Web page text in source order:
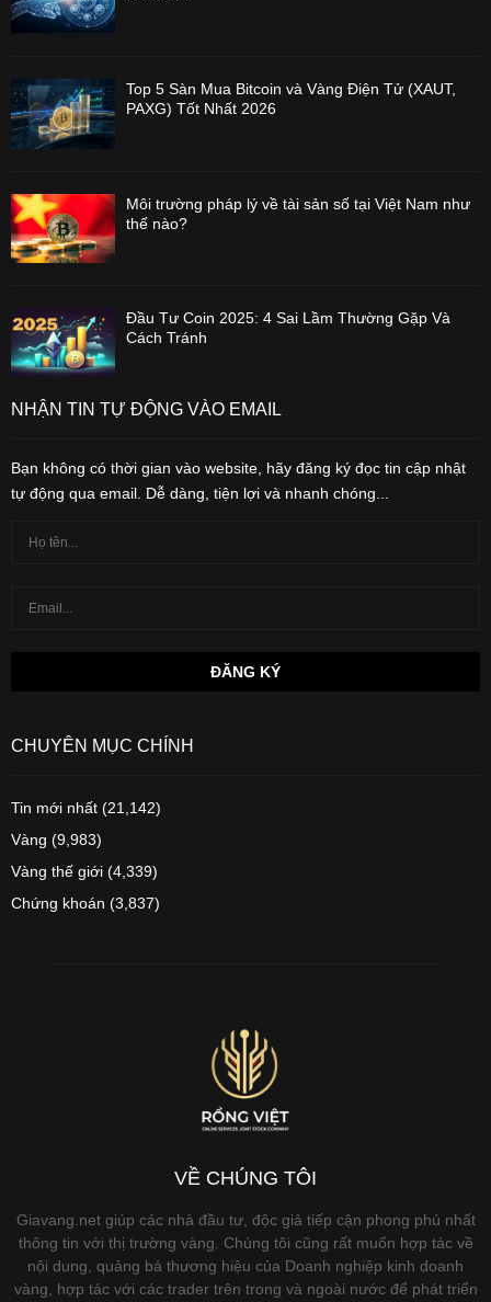
Top 5 Sàn Mua Bitcoin và Vàng Điện Tử (XAUT,
PAXG) Tốt Nhất 2026
Môi trường pháp lý về tài sản số tại Việt Nam như
thế nào?
Đầu Tư Coin 2025: 4 Sai Lầm Thường Gặp Và
Cách Tránh
NHẬN TIN TỰ ĐỘNG VÀO EMAIL
Bạn không có thời gian vào website, hãy đăng ký đọc tin cập nhật
tự động qua email. Dễ dàng, tiện lợi và nhanh chóng...
CHUYÊN MỤC CHÍNH
Tin mới nhất (21,142)
Vàng (9,983)
Vàng thế giới (4,339)
Chứng khoán (3,837)
VỀ CHÚNG TÔI
Giavang.net giúp các nhà đầu tư, độc giả tiếp cận phong phú nhất
thông tin với thị trường vàng. Chúng tôi cũng rất muốn hợp tác về
nội dung, quảng bá thương hiệu của Doanh nghiệp kinh doanh
vàng, hợp tác với các trader trên trong và ngoài nước để phát triển